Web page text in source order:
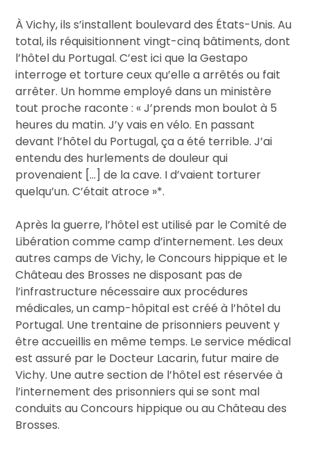
À Vichy, ils s’installent boulevard des États-Unis. Au
total, ils réquisitionnent vingt-cinq bâtiments, dont
l’hôtel du Portugal. C’est ici que la Gestapo
interroge et torture ceux qu’elle a arrêtés ou fait
arrêter. Un homme employé dans un ministère
tout proche raconte : « J’prends mon boulot à 5
heures du matin. J’y vais en vélo. En passant
devant l’hôtel du Portugal, ça a été terrible. J’ai
entendu des hurlements de douleur qui
provenaient […] de la cave. I d’vaient torturer
quelqu’un. C’était atroce »*.
Après la guerre, l’hôtel est utilisé par le Comité de
Libération comme camp d’internement. Les deux
autres camps de Vichy, le Concours hippique et le
Château des Brosses ne disposant pas de
l’infrastructure nécessaire aux procédures
médicales, un camp-hôpital est créé à l’hôtel du
Portugal. Une trentaine de prisonniers peuvent y
être accueillis en même temps. Le service médical
est assuré par le Docteur Lacarin, futur maire de
Vichy. Une autre section de l’hôtel est réservée à
l’internement des prisonniers qui se sont mal
conduits au Concours hippique ou au Château des
Brosses.